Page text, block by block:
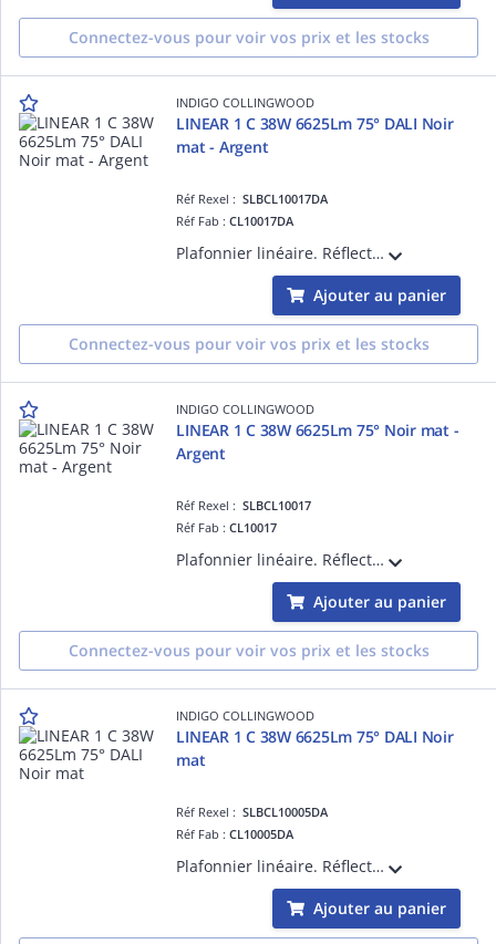
Connectez-vous pour voir vos prix et les stocks
INDIGO COLLINGWOOD
LINEAR 1 C 38W 6625Lm 75° DALI Noir
mat - Argent
Réf Rexel :SLBCL10017DA
Réf Fab :CL10017DA
Plafonnier linéaire. Réflecteur basse luminance. 3000K, 3500K ou 4000K au choix à l'arrière du luminaire. Convertisseur dimmable DALI-push intégré dans l'appareil. Possibilité de mise en ligne jusqu'à maximum 25 luminaires.
Ajouter au panier
Connectez-vous pour voir vos prix et les stocks
INDIGO COLLINGWOOD
LINEAR 1 C 38W 6625Lm 75° Noir mat -
Argent
Réf Rexel :SLBCL10017
Réf Fab :CL10017
Plafonnier linéaire. Réflecteur basse luminance. 3000K, 3500K ou 4000K au choix à l'arrière du luminaire. Convertisseur non dimmable intégré dans l'appareil. Possibilité de mise en ligne jusqu'à maximum 25 luminaires.
Ajouter au panier
Connectez-vous pour voir vos prix et les stocks
INDIGO COLLINGWOOD
LINEAR 1 C 38W 6625Lm 75° DALI Noir
mat
Réf Rexel :SLBCL10005DA
Réf Fab :CL10005DA
Plafonnier linéaire. Réflecteur basse luminance. 3000K, 3500K ou 4000K au choix à l'arrière du luminaire. Convertisseur dimmable DALI-push intégré dans l'appareil. Possibilité de mise en ligne jusqu'à maximum 25 luminaires.
Ajouter au panier